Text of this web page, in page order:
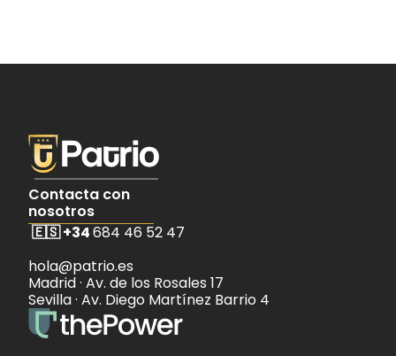
Contacta con
nosotros
🇪🇸 +34 684 46 52 47
hola@patrio.es
Madrid · Av. de los Rosales 17
Sevilla · Av. Diego Martínez Barrio 4